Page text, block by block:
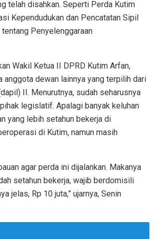
telah disahkan. Seperti Perda Kutim
Kependudukan dan Pencatatan Sipil
Penyelenggaraan
Wakil Ketua II DPRD Kutim Arfan,
anggota dewan lainnya yang terpilih dari
II. Menurutnya, sudah seharusnya
legislatif. Apalagi banyak keluhan
yang lebih setahun bekerja di
di Kutim, namun masih
agar perda ini dijalankan. Makanya
setahun bekerja, wajib berdomisili
jelas, Rp 10 juta,” ujarnya, Senin